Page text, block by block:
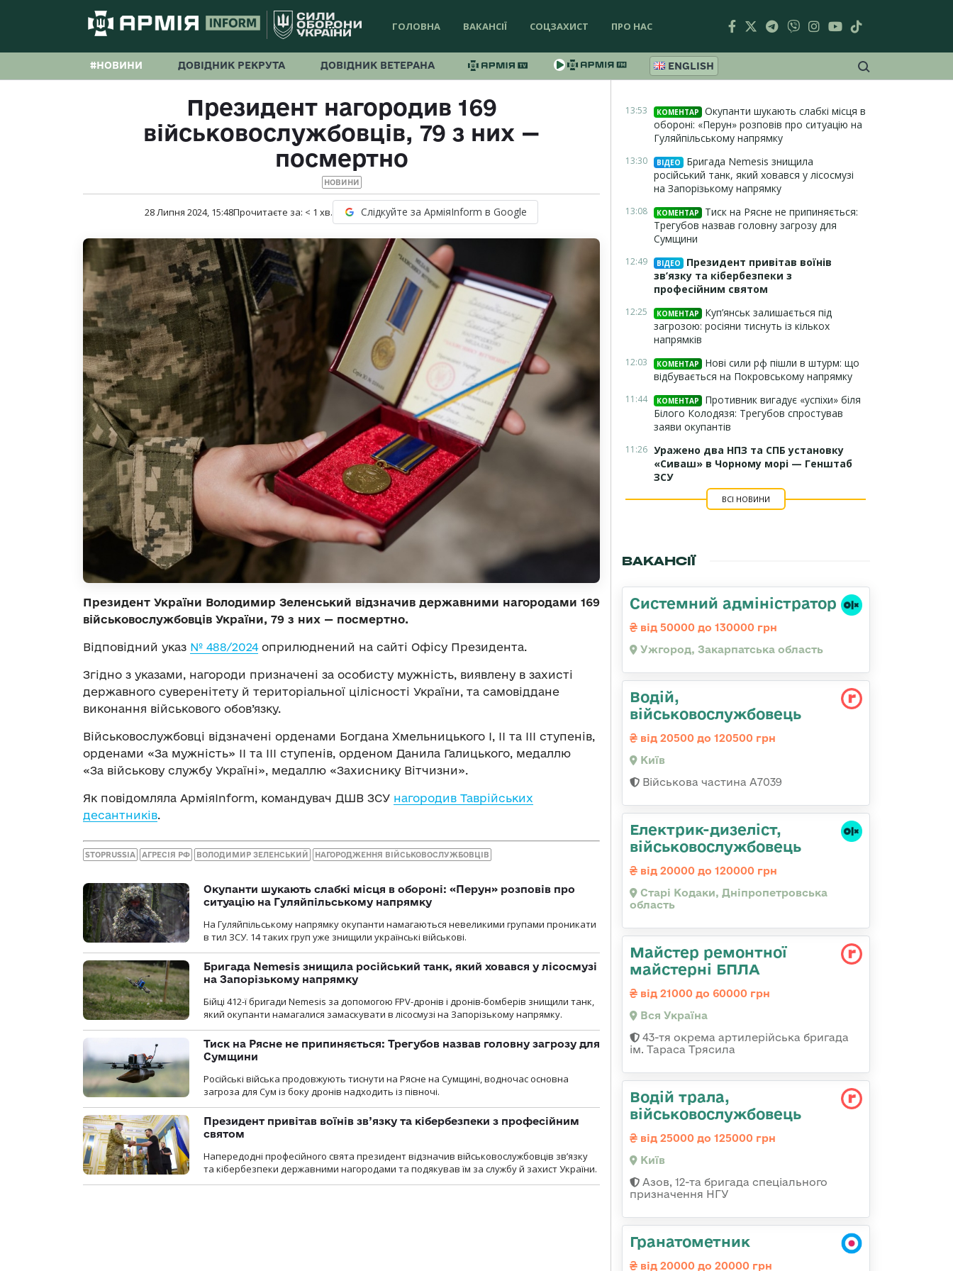
ГОЛОВНА ВАКАНСІЇ СОЦЗАХИСТ ПРО НАС
#НОВИНИ ДОВІДНИК РЕКРУТА ДОВІДНИК ВЕТЕРАНА ENGLISH
Президент нагородив 169
військовослужбовців, 79 з них —
посмертно
НОВИНИ
28 Липня 2024, 15:48Прочитаєте за: < 1 хв. Слідкуйте за АрміяInform в Google
Президент України Володимир Зеленський відзначив державними нагородами 169
військовослужбовців України, 79 з них — посмертно.
Відповідний указ № 488/2024оприлюднений на сайті Офісу Президента.
Згідно з указами, нагороди призначені за особисту мужність, виявлену в захисті
державного суверенітету й територіальної цілісності України, та самовіддане
виконання військового обов’язку.
Військовослужбовці відзначені орденами Богдана Хмельницького І, II та III ступенів,
орденами «За мужність» II та III ступенів, орденом Данила Галицького, медаллю
«За військову службу Україні», медаллю «Захиснику Вітчизни».
Як повідомляла АрміяInform, командувач ДШВ ЗСУ нагородив Таврійських
десантників.
STOPRUSSIA АГРЕСІЯ РФ ВОЛОДИМИР ЗЕЛЕНСЬКИЙ НАГОРОДЖЕННЯ ВІЙСЬКОВОСЛУЖБОВЦІВ
Окупанти шукають слабкі місця в обороні: «Перун» розповів про
ситуацію на Гуляйпільському напрямку
На Гуляйпільському напрямку окупанти намагаються невеликими групами проникати
в тил ЗСУ. 14 таких груп уже знищили українські військові.
Бригада Nemesis знищила російський танк, який ховався у лісосмузі
на Запорізькому напрямку
Бійці 412-ї бригади Nemesis за допомогою FPV-дронів і дронів-бомберів знищили танк,
який окупанти намагалися замаскувати в лісосмузі на Запорізькому напрямку.
Тиск на Рясне не припиняється: Трегубов назвав головну загрозу для
Сумщини
Російські війська продовжують тиснути на Рясне на Сумщині, водночас основна
загроза для Сум із боку дронів надходить із півночі.
Президент привітав воїнів зв’язку та кібербезпеки з професійним
святом
Напередодні професійного свята президент відзначив військовослужбовців зв’язку
та кібербезпеки державними нагородами та подякував їм за службу й захист України.
13:53 КОМЕНТАР
Окупанти шукають слабкі місця в
обороні: «Перун» розповів про ситуацію на
Гуляйпільському напрямку
13:30 ВІДЕО
Бригада Nemesis знищила
російський танк, який ховався у лісосмузі
на Запорізькому напрямку
13:08 КОМЕНТАР
Тиск на Рясне не припиняється:
Трегубов назвав головну загрозу для
Сумщини
12:49 ВІДЕО
Президент привітав воїнів
зв’язку та кібербезпеки з
професійним святом
12:25 КОМЕНТАР
Куп’янськ залишається під
загрозою: росіяни тиснуть із кількох
напрямків
12:03 КОМЕНТАР
Нові сили рф пішли в штурм: що
відбувається на Покровському напрямку
11:44 КОМЕНТАР
Противник вигадує «успіхи» біля
Білого Колодязя: Трегубов спростував
заяви окупантів
11:26 Уражено два НПЗ та СПБ установку
«Сиваш» в Чорному морі — Генштаб
ЗСУ
ВСІ НОВИНИ
ВАКАНСІЇ
Системний адміністратор
від 50000 до 130000 грн
Ужгород, Закарпатська область
Водій,
військовослужбовець
від 20500 до 120500 грн
Київ
Військова частина А7039
Електрик-дизеліст,
військовослужбовець
від 20000 до 120000 грн
Старі Кодаки, Дніпропетровська
область
Майстер ремонтної
майстерні БПЛА
від 21000 до 60000 грн
Вся Україна
43-тя окрема артилерійська бригада
ім. Тараса Трясила
Водій трала,
військовослужбовець
від 25000 до 125000 грн
Київ
Азов, 12-та бригада спеціального
призначення НГУ
Гранатометник
від 20000 до 20000 грн